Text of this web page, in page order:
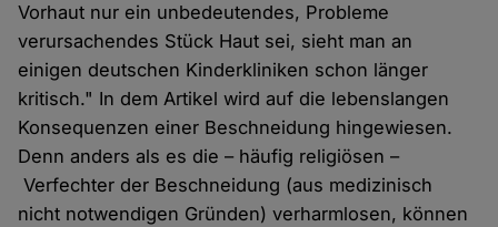
Vorhaut nur ein unbedeutendes, Probleme
verursachendes Stück Haut sei, sieht man an
einigen deutschen Kinderkliniken schon länger
kritisch." In dem Artikel wird auf die lebenslangen
Konsequenzen einer Beschneidung hingewiesen.
Denn anders als es die – häufig religiösen –
Verfechter der Beschneidung (aus medizinisch
nicht notwendigen Gründen) verharmlosen, können